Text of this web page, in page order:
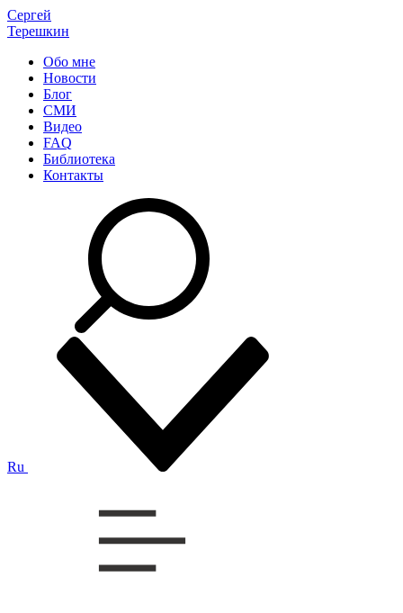
Сергей
Терешкин
Обо мне
Новости
Блог
СМИ
Видео
FAQ
Библиотека
Контакты
Ru